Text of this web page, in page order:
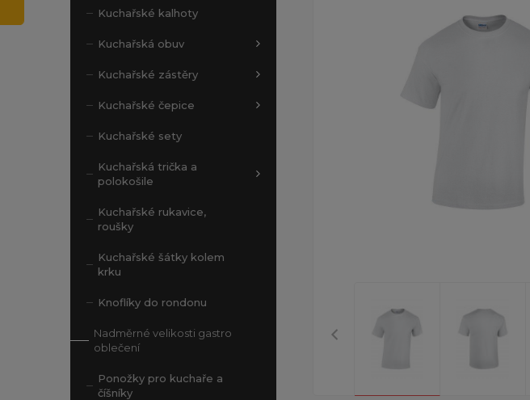
Kuchařské kalhoty
Kuchařská obuv
Kuchařské zástěry
Kuchařské čepice
Kuchařské sety
Kuchařská trička a
polokošile
Kuchařské rukavice,
roušky
Kuchařské šátky kolem
krku
Knoflíky do rondonu
Nadměrné velikosti gastro
oblečení
Ponožky pro kuchaře a
číšníky